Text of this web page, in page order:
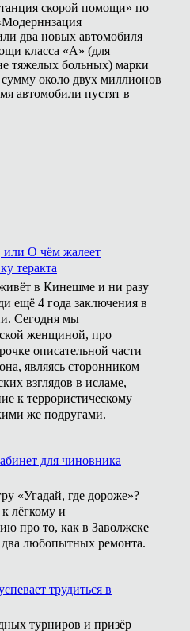
скорой помощи» по
два новых автомобиля
класса «А» (для
тяжелых больных) марки
около двух миллионов
автомобили пустят в
О чём жалеет
теракта
в Кинешме и ни разу
ещё 4 года заключения в
Сегодня мы
женщиной, про
описательной части
являясь сторонником
взглядов в исламе,
к террористическому
же подругами.
для чиновника
«Угадай, где дороже»?
лёгкому и
про то, как в Заволжске
два любопытных ремонта.
трудиться в
турниров и призёр